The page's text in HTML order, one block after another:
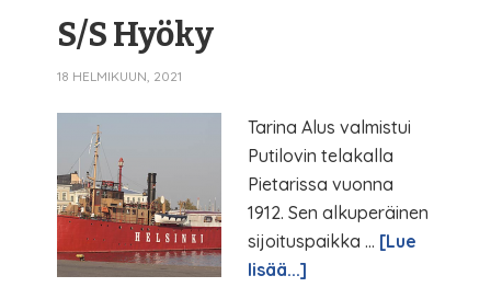
S/S Hyöky
18 HELMIKUUN, 2021
Tarina Alus valmistui
Putilovin telakalla
Pietarissa vuonna
1912. Sen alkuperäinen
sijoituspaikka … [Lue
lisää...]